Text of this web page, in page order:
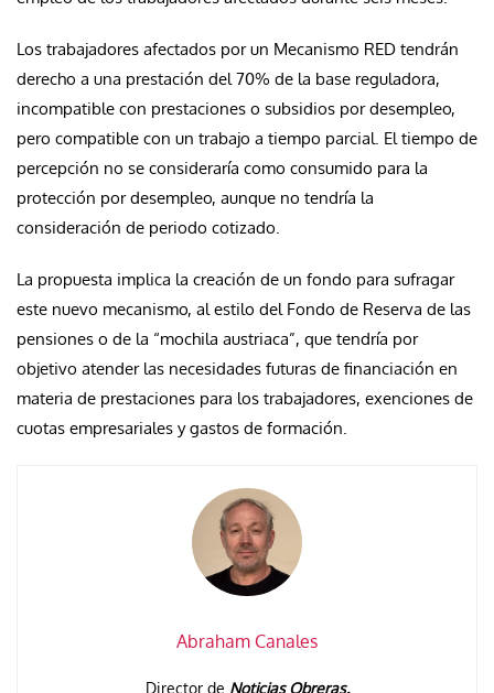
Los trabajadores afectados por un Mecanismo RED tendrán
derecho a una prestación del 70% de la base reguladora,
incompatible con prestaciones o subsidios por desempleo,
pero compatible con un trabajo a tiempo parcial. El tiempo de
percepción no se consideraría como consumido para la
protección por desempleo, aunque no tendría la
consideración de periodo cotizado.
La propuesta implica la creación de un fondo para sufragar
este nuevo mecanismo, al estilo del Fondo de Reserva de las
pensiones o de la “mochila austriaca”, que tendría por
objetivo atender las necesidades futuras de financiación en
materia de prestaciones para los trabajadores, exenciones de
cuotas empresariales y gastos de formación.
Abraham Canales
Director de Noticias Obreras.